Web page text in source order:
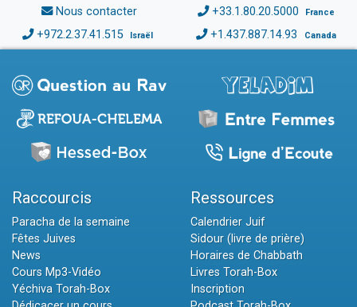
Nous contacter +33.1.80.20.5000 France
+972.2.37.41.515 Israël +1.437.887.14.93 Canada
Raccourcis
Paracha de la semaine
Fêtes Juives
News
Cours Mp3-Vidéo
Yéchiva Torah-Box
Ressources
Calendrier Juif
Sidour (livre de prière)
Horaires de Chabbath
Livres Torah-Box
Inscription